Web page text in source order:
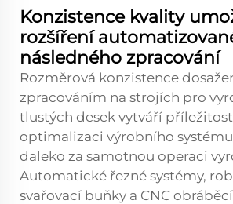
Konzistence kvality
rozšíření
následného zpracování
Rozměrová konzistence
zpracováním na strojích pro
tlustých desek vytváří
optimalizaci výrobního
daleko za samotnou operaci
Automatické řezné systémy,
svařovací buňky a CNC